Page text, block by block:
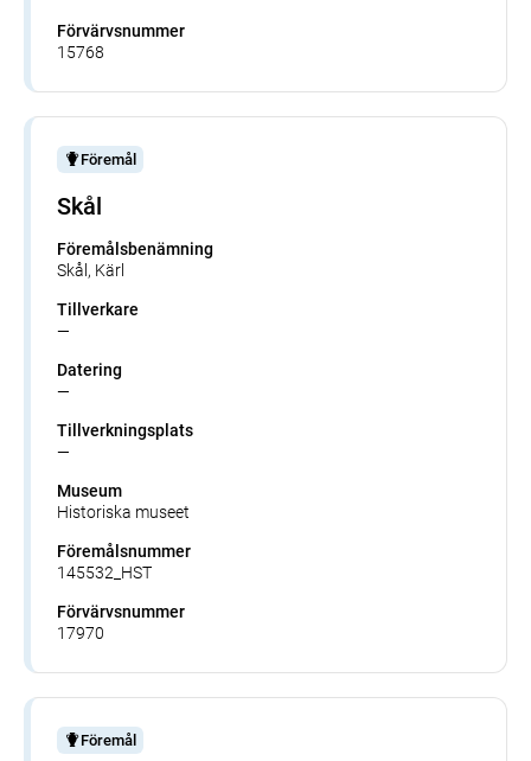
Förvärvsnummer
15768
Föremål
Skål
Föremålsbenämning
Skål, Kärl
Tillverkare
—
Datering
—
Tillverkningsplats
—
Museum
Historiska museet
Föremålsnummer
145532_HST
Förvärvsnummer
17970
Föremål